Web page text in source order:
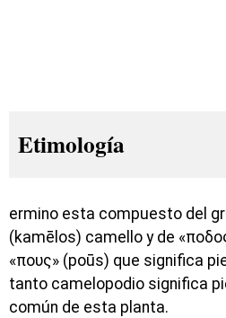
Etimología
ermino esta compuesto del
(kamēlos) camello y de
«πους» (poūs) que significa
tanto camelopodio significa
común de esta planta.